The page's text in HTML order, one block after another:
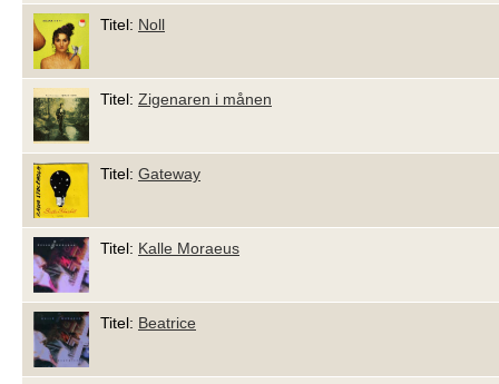
Titel: Noll
Titel: Zigenaren i månen
Titel: Gateway
Titel: Kalle Moraeus
Titel: Beatrice